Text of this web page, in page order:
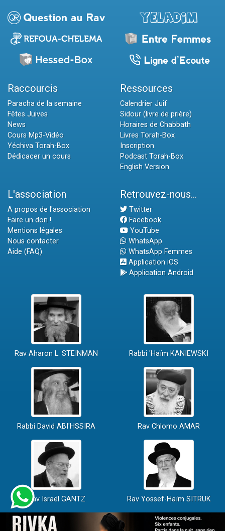
Raccourcis
Paracha de la semaine
Fêtes Juives
News
Cours Mp3-Vidéo
Yéchiva Torah-Box
Dédicacer un cours
Ressources
Calendrier Juif
Sidour (livre de prière)
Horaires de Chabbath
Livres Torah-Box
Inscription
Podcast Torah-Box
English Version
L'association
A propos de l'association
Faire un don !
Mentions légales
Nous contacter
Aide (FAQ)
Retrouvez-nous...
Twitter
Facebook
YouTube
WhatsApp
WhatsApp Femmes
Application iOS
Application Android
Rav Aharon L. STEINMAN Rabbi 'Haïm KANIEWSKI
Rabbi David ABI'HSSIRA Rav Chlomo AMAR
Rav Israël GANTZ Rav Yossef-Haïm SITRUK